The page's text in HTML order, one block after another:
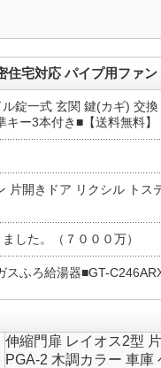
宅対応 パイプ用ファン
錠一式 玄関 鍵(カギ) 交
ー3本付き■【送料無料】
片開きドア リクシル トス
した。（７０００万）
ふろ給湯器■GT-
伸縮門扉 レイオス2型
PGA-2 木調カラー 車庫